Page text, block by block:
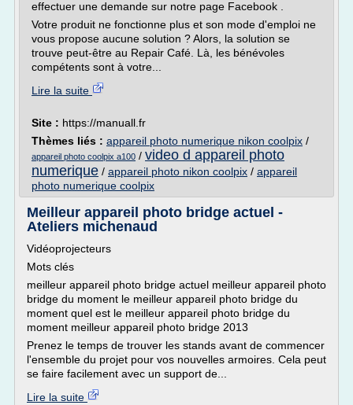
effectuer une demande sur notre page Facebook .
Votre produit ne fonctionne plus et son mode d'emploi ne
vous propose aucune solution ? Alors, la solution se
trouve peut-être au Repair Café. Là, les bénévoles
compétents sont à votre...
Lire la suite
Site : https://manuall.fr
Thèmes liés : appareil photo numerique nikon coolpix /
appareil photo coolpix a100 / video d appareil photo
numerique / appareil photo nikon coolpix / appareil
photo numerique coolpix
Meilleur appareil photo bridge actuel -
Ateliers michenaud
Vidéoprojecteurs
Mots clés
meilleur appareil photo bridge actuel meilleur appareil photo
bridge du moment le meilleur appareil photo bridge du
moment quel est le meilleur appareil photo bridge du
moment meilleur appareil photo bridge 2013
Prenez le temps de trouver les stands avant de commencer
l'ensemble du projet pour vos nouvelles armoires. Cela peut
se faire facilement avec un support de...
Lire la suite